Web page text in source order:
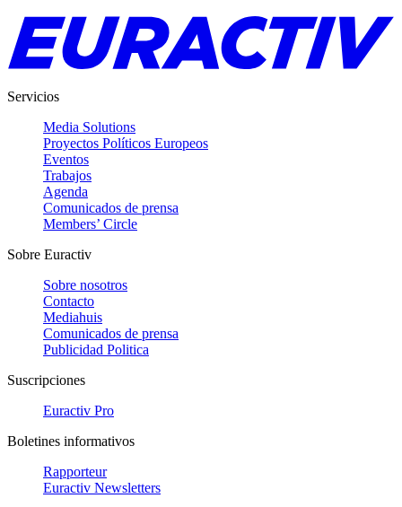
Servicios
Media Solutions
Proyectos Políticos Europeos
Eventos
Trabajos
Agenda
Comunicados de prensa
Members’ Circle
Sobre Euractiv
Sobre nosotros
Contacto
Mediahuis
Comunicados de prensa
Publicidad Politica
Suscripciones
Euractiv Pro
Boletines informativos
Rapporteur
Euractiv Newsletters